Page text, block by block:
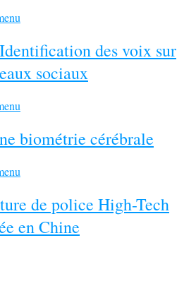
des voix sur
sociaux
biométrie cérébrale
de police High-Tech
en Chine